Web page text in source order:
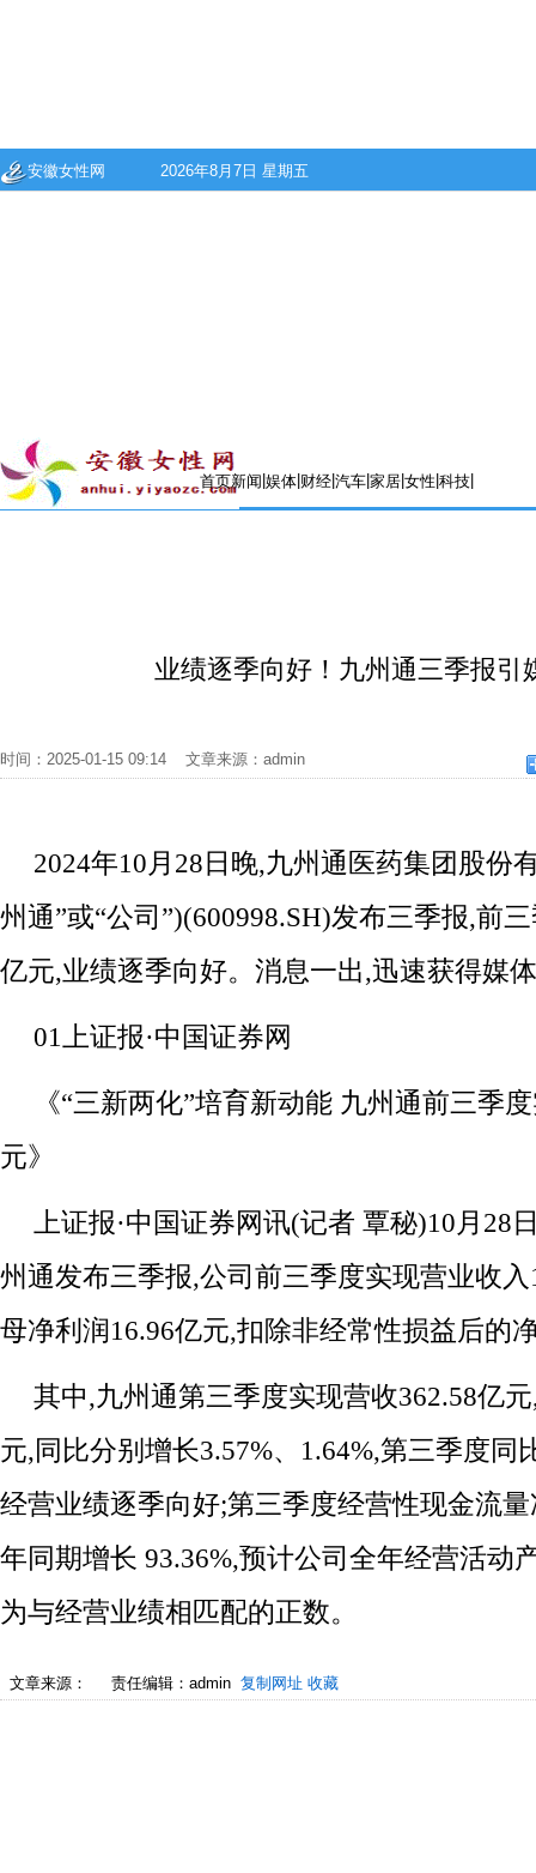
安徽女性网 2026年8月7日 星期五
首页新闻 娱体 财经 汽车 家居 女性 科技
业绩逐季向好！九州通三季报引
时间：2025-01-15 09:14 文章来源：admin
2024年10月28日晚,九州通医药集团股份
州通”或“公司”)(600998.SH)发布三季报,前
亿元,业绩逐季向好。消息一出,迅速获得媒
01上证报·中国证券网
《“三新两化”培育新动能 九州通前三季
元》
上证报·中国证券网讯(记者 覃秘)10月28
州通发布三季报,公司前三季度实现营业收
母净利润16.96亿元,扣除非经常性损益后的
其中,九州通第三季度实现营收362.58亿
元,同比分别增长3.57%、1.64%,第三季度同
经营业绩逐季向好;第三季度经营性现金流
年同期增长 93.36%,预计公司全年经营活动
为与经营业绩相匹配的正数。
文章来源： 责任编辑：admin 复制网址 收藏